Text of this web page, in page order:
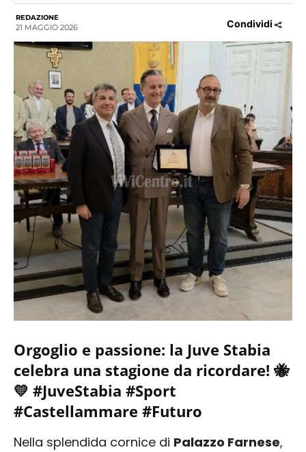
REDAZIONE
21 MAGGIO 2026 Condividi
Orgoglio e passione: la Juve Stabia
celebra una stagione da ricordare! 🐝
💛 #JuveStabia #Sport
#Castellammare #Futuro
Nella splendida cornice di Palazzo Farnese,